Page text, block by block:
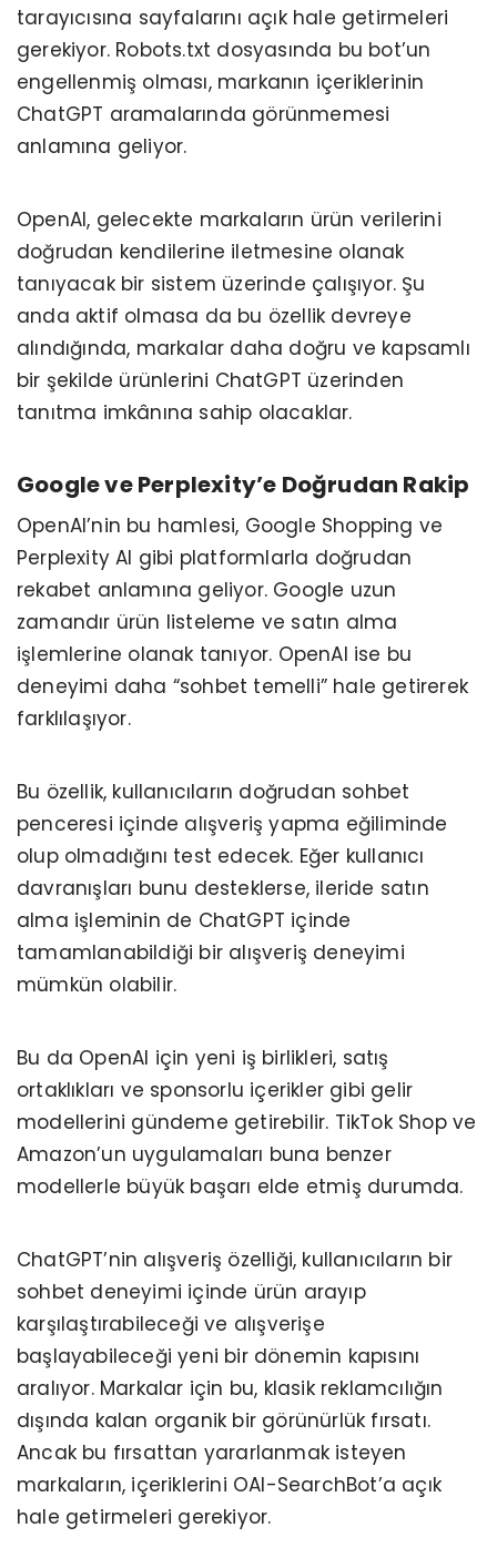
tarayıcısına sayfalarını açık hale getirmeleri
gerekiyor. Robots.txt dosyasında bu bot’un
engellenmiş olması, markanın içeriklerinin
ChatGPT aramalarında görünmemesi
anlamına geliyor.
OpenAI, gelecekte markaların ürün verilerini
doğrudan kendilerine iletmesine olanak
tanıyacak bir sistem üzerinde çalışıyor. Şu
anda aktif olmasa da bu özellik devreye
alındığında, markalar daha doğru ve kapsamlı
bir şekilde ürünlerini ChatGPT üzerinden
tanıtma imkânına sahip olacaklar.
Google ve Perplexity’e Doğrudan Rakip
OpenAI’nin bu hamlesi, Google Shopping ve
Perplexity AI gibi platformlarla doğrudan
rekabet anlamına geliyor. Google uzun
zamandır ürün listeleme ve satın alma
işlemlerine olanak tanıyor. OpenAI ise bu
deneyimi daha “sohbet temelli” hale getirerek
farklılaşıyor.
Bu özellik, kullanıcıların doğrudan sohbet
penceresi içinde alışveriş yapma eğiliminde
olup olmadığını test edecek. Eğer kullanıcı
davranışları bunu desteklerse, ileride satın
alma işleminin de ChatGPT içinde
tamamlanabildiği bir alışveriş deneyimi
mümkün olabilir.
Bu da OpenAI için yeni iş birlikleri, satış
ortaklıkları ve sponsorlu içerikler gibi gelir
modellerini gündeme getirebilir. TikTok Shop ve
Amazon’un uygulamaları buna benzer
modellerle büyük başarı elde etmiş durumda.
ChatGPT’nin alışveriş özelliği, kullanıcıların bir
sohbet deneyimi içinde ürün arayıp
karşılaştırabileceği ve alışverişe
başlayabileceği yeni bir dönemin kapısını
aralıyor. Markalar için bu, klasik reklamcılığın
dışında kalan organik bir görünürlük fırsatı.
Ancak bu fırsattan yararlanmak isteyen
markaların, içeriklerini OAI-SearchBot’a açık
hale getirmeleri gerekiyor.